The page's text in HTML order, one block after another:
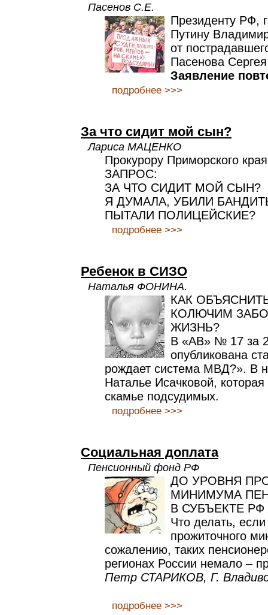
Пасенов С.Е.
Президенту РФ,
Путину
от
Пасенова
Заявление
подробнее >>>
За что сидит мой сын?
Лариса МАЦЕНКО
Прокурору Приморского
ЗАПРОС:
ЗА ЧТО СИДИТ МОЙ СЫН?
Я ДУМАЛА, УБИЛИ
ПЫТАЛИ ПОЛИЦЕЙСКИЕ?
подробнее >>>
Ребенок в СИЗО
Наталья ФОНИНА.
КАК
КОЛЮЧИМ
ЖИЗНЬ?
В «АВ» № 17 за
опубликована
рождает система МВД?». В
Наталье Исачковой, которая
скамье подсудимых.
подробнее >>>
Социальная доплата
Пенсионный фонд РФ
ДО УРОВНЯ
МИНИМУМА
В СУБЪЕКТЕ РФ
Что делать,
прожиточного
сожалению, таких
регионах России немало –
Петр СТАРИКОВ, Г.
подробнее >>>